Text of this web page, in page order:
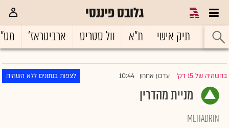
גלובס פיננסי
ראשי תיק אישי ת"א וול סטריט ארביטראז'
בהשהיה של 15 דק' |עדכון אחרון 10:44 לצפות בנתונים ללא השהיה
מניית מהדרין
MEHADRIN